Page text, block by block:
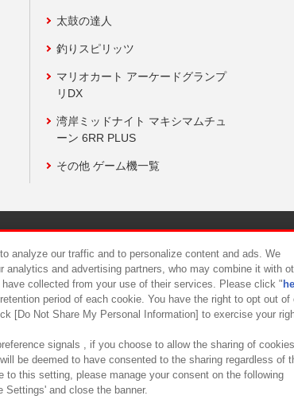
太鼓の達人
釣りスピリッツ
マリオカート アーケードグランプ
リDX
湾岸ミッドナイト マキシマムチュ
ーン 6RR PLUS
その他 ゲーム機一覧
食品のご提供について カスタマーハラスメント対応
analyze our traffic and to personalize content and ads. We
and advertising partners, who may combine it with
collected from your use of their services. Please click "
period of each cookie. You have the right to opt out of
[Do Not Share My Personal Information] to exercise your
signals , if you choose to allow the sharing of cookies
be deemed to have consented to the sharing regardless of
to this setting, please manage your consent on the following
and close the banner.